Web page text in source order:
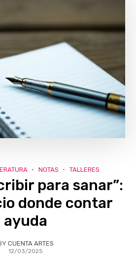
NOTAS TALLERES
para sanar”:
donde contar
ayuda
CUENTA ARTES
12/03/2025